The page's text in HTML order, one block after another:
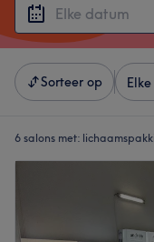
Sorteer op
6 salons met: